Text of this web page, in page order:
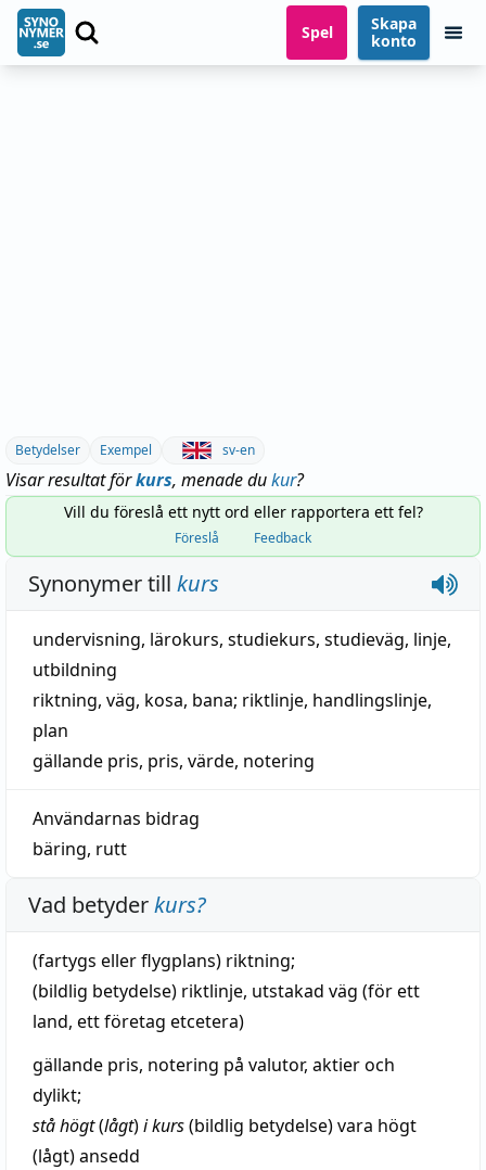
Spel
Skapa
konto
Betydelser Exempel sv-en
Visar resultat förkurs, menade dukur?
Vill du föreslå ett nytt ord eller rapportera ett fel?
Föreslå Feedback
Synonymer till kurs
undervisning, lärokurs, studiekurs, studieväg, linje,
utbildning
riktning, väg, kosa, bana; riktlinje, handlingslinje,
plan
gällande pris, pris, värde, notering
Användarnas bidrag
bäring, rutt
Vad betyderkurs?
(fartygs eller flygplans) riktning;
(bildlig betydelse) riktlinje, utstakad väg (för ett
land, ettföretag etcetera)
gällande pris, notering på valutor, aktieroch
dylikt;
ståhögt(lågt)i kurs(bildlig betydelse) vara högt
(lågt)ansedd